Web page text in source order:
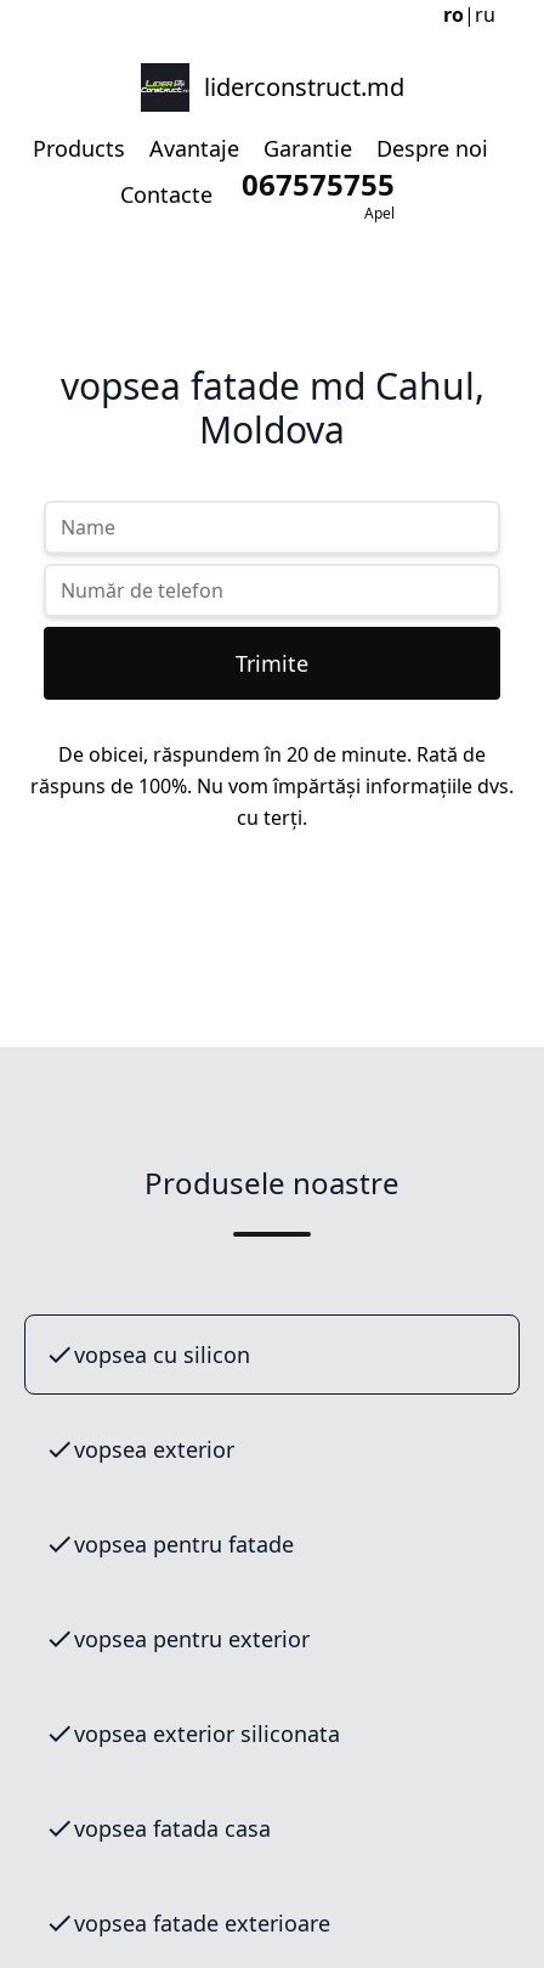
ro| ru
liderconstruct.md
Products Avantaje Garantie
Despre noi
Contacte
067575755
Apel
vopsea fatade md Cahul,
Moldova
Trimite
De obicei, răspundem în 20 de minute. Rată de
răspuns de 100%. Nu vom împărtăși informațiile dvs.
cu terți.
Produsele noastre
vopsea cu silicon
vopsea exterior
vopsea pentru fatade
vopsea pentru exterior
vopsea exterior siliconata
vopsea fatada casa
vopsea fatade exterioare